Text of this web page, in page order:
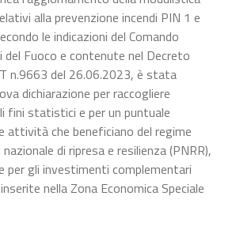
alla prevenzione incendi PIN 1 e
le indicazioni del Comando
del Fuoco e contenute nel Decreto
n.9663 del 26.06.2023, è stata
dichiarazione per raccogliere
fini statistici e per un puntuale
attività che beneficiano del regime
di ripresa e resilienza (PNRR),
per gli investimenti complementari
nella Zona Economica Speciale